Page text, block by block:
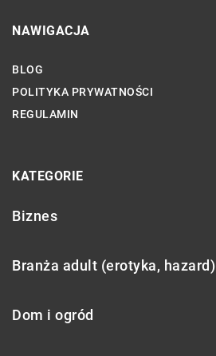
NAWIGACJA
BLOG
POLITYKA PRYWATNOŚCI
REGULAMIN
KATEGORIE
Biznes
Branża adult (erotyka, hazard)
Dom i ogród